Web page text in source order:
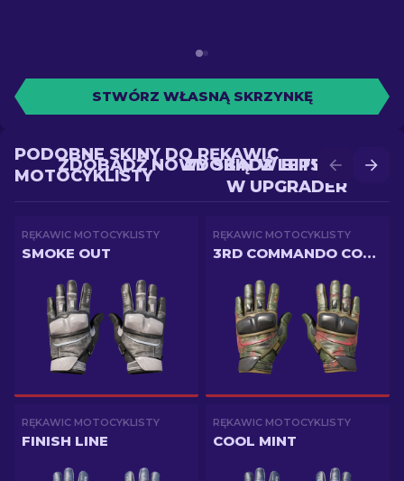
STWÓRZ WŁASNĄ SKRZYNKĘ
ZDOBĄDŹ LEPSZY SKIN
W UPGRADER
ZDOBĄDŹ NOWY SKIN W BITWIE
PODOBNE SKINY DO RĘKAWIC
MOTOCYKLISTY
RĘKAWIC MOTOCYKLISTY
SMOKE OUT
RĘKAWIC MOTOCYKLISTY
3RD COMMANDO COMPANY
RĘKAWIC MOTOCYKLISTY
FINISH LINE
RĘKAWIC MOTOCYKLISTY
COOL MINT